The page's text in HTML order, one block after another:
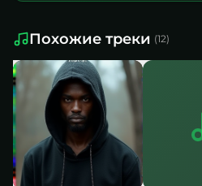
Похожие треки (12)